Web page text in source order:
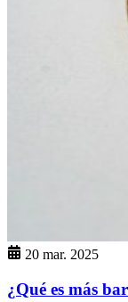
20 mar. 2025
¿Qué es más